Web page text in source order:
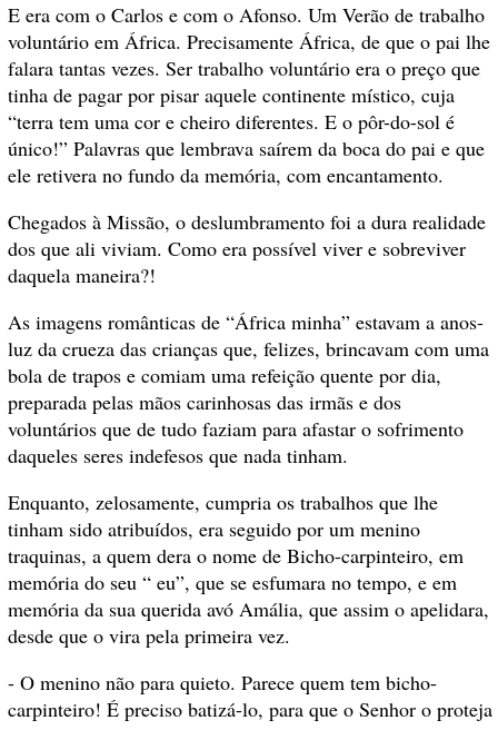
E era com o Carlos e com o Afonso. Um Verão de trabalho
voluntário em África. Precisamente África, de que o pai lhe
falara tantas vezes. Ser trabalho voluntário era o preço que
tinha de pagar por pisar aquele continente místico, cuja
“terra tem uma cor e cheiro diferentes. E o pôr-do-sol é
único!” Palavras que lembrava saírem da boca do pai e que
ele retivera no fundo da memória, com encantamento.
Chegados à Missão, o deslumbramento foi a dura realidade
dos que ali viviam. Como era possível viver e sobreviver
daquela maneira?!
As imagens românticas de “África minha” estavam a anos-
luz da crueza das crianças que, felizes, brincavam com uma
bola de trapos e comiam uma refeição quente por dia,
preparada pelas mãos carinhosas das irmãs e dos
voluntários que de tudo faziam para afastar o sofrimento
daqueles seres indefesos que nada tinham.
Enquanto, zelosamente, cumpria os trabalhos que lhe
tinham sido atribuídos, era seguido por um menino
traquinas, a quem dera o nome de Bicho-carpinteiro, em
memória do seu “ eu”, que se esfumara no tempo, e em
memória da sua querida avó Amália, que assim o apelidara,
desde que o vira pela primeira vez.
- O menino não para quieto. Parece quem tem bicho-
carpinteiro! É preciso batizá-lo, para que o Senhor o proteja